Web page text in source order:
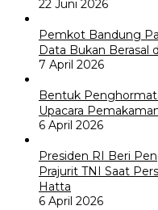
22 Juni 2026
Pemkot Bandung
Data Bukan Berasal
7 April 2026
Bentuk
Upacara
6 April 2026
Presiden RI Beri
Prajurit TNI Saat
Hatta
6 April 2026